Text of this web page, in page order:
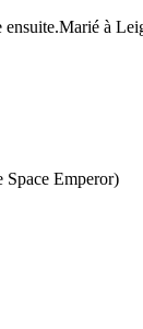
à
Space Emperor)